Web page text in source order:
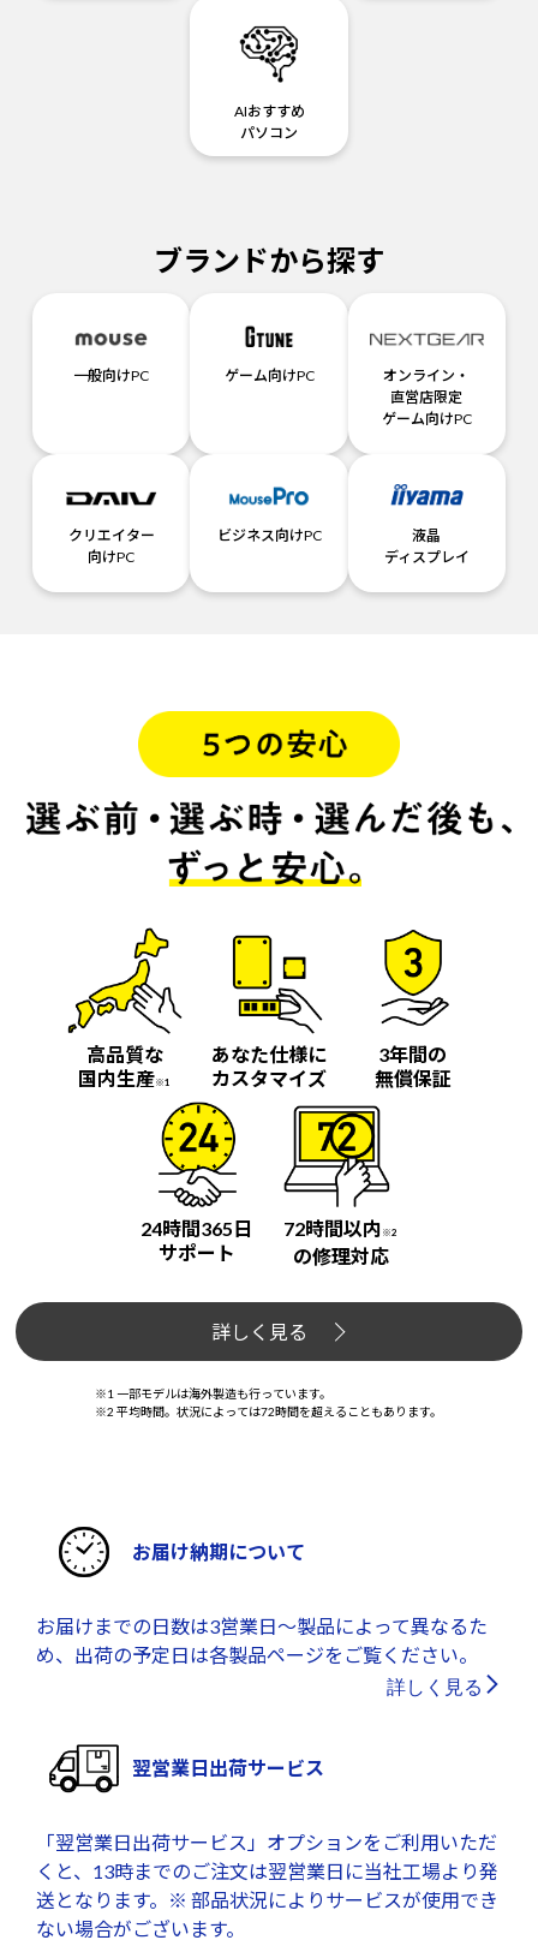
AIおすすめ
パソコン
ブランドから探す
一般向けPC ゲーム向けPC
オンライン・
直営店限定
ゲーム向けPC
クリエイター
向けPC
ビジネス向けPC
液晶
ディスプレイ
高品質な
国内生産※1
あなた仕様に
カスタマイズ
3年間の
無償保証
24時間365日
サポート
72時間以内 ※2
の修理対応
詳しく見る
※1 一部モデルは海外製造も行っています。
※2 平均時間。状況によっては72時間を超えることもあります。
お届け納期について
お届けまでの日数は3営業日～製品によって異なるた
め、出荷の予定日は各製品ページをご覧ください。
詳しく見る
翌営業日出荷サービス
「翌営業日出荷サービス」オプションをご利用いただ
くと、13時までのご注文は翌営業日に当社工場より発
送となります。※ 部品状況によりサービスが使用でき
ない場合がございます。